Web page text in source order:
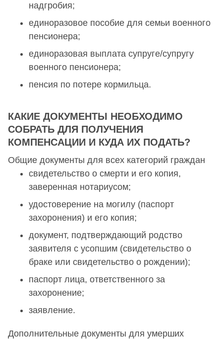
надгробия;
единоразовое пособие для семьи военного
пенсионера;
единоразовая выплата супруге/супругу
военного пенсионера;
пенсия по потере кормильца.
КАКИЕ ДОКУМЕНТЫ НЕОБХОДИМО
СОБРАТЬ ДЛЯ ПОЛУЧЕНИЯ
КОМПЕНСАЦИИ И КУДА ИХ ПОДАТЬ?
Общие документы для всех категорий граждан
свидетельство о смерти и его копия,
заверенная нотариусом;
удостоверение на могилу (паспорт
захоронения) и его копия;
документ, подтверждающий родство
заявителя с усопшим (свидетельство о
браке или свидетельство о рождении);
паспорт лица, ответственного за
захоронение;
заявление.
Дополнительные документы для умерших